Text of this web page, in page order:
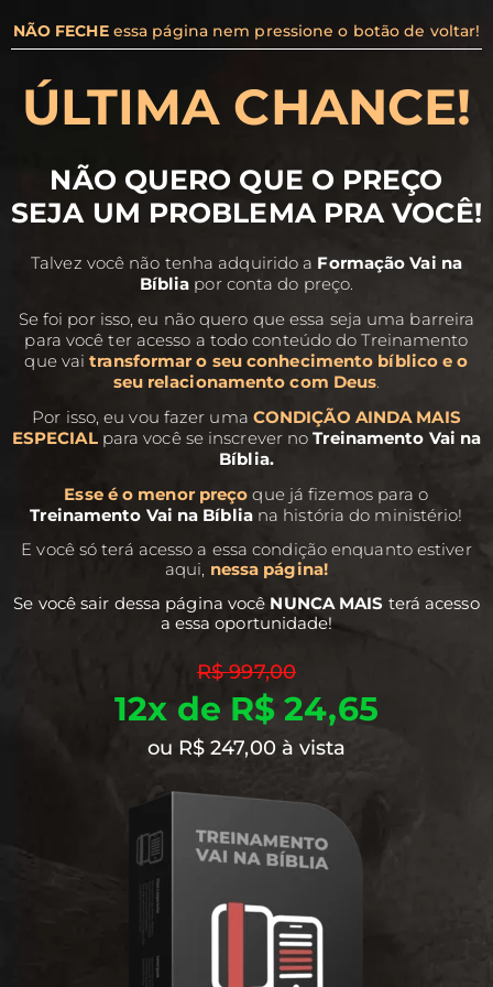
NÃO FECHEessa página nem pressione o botão de voltar!
ÚLTIMA CHANCE!
NÃO QUERO QUE O PREÇO
SEJA UM PROBLEMA PRA VOCÊ!
Talvez você não tenha adquirido a Formação Vai na
Bíblia por conta do preço.
Se foi por isso, eu não quero que essa seja uma barreira
para você ter acesso a todo conteúdo do Treinamento
que vai transformar o seu conhecimento bíblico e o
seu relacionamento com Deus.
Por isso, eu vou fazer uma CONDIÇÃO AINDA MAIS
ESPECIALpara você se inscrever noTreinamento Vai na
Bíblia.
Esse é o menor preço que já fizemos para o
Treinamento Vai na Bíbliana história do ministério!
E você só terá acesso a essa condição enquanto estiver
aqui, nessa página!
Se você sair dessa página você NUNCA MAIS terá acesso
a essa oportunidade!
R$ 997,00
12x de R$ 24,65
ou R$ 247,00 à vista